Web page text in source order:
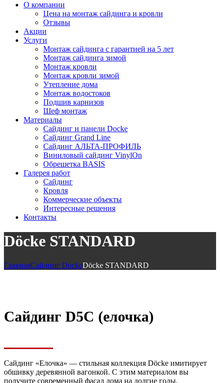
О компании
Цена на монтаж сайдинга и кровли
Отзывы
Акции
Услуги
Монтаж сайдинга с гарантией на 5 лет
Монтаж сайдинга зимой
Монтаж кровли
Монтаж кровли зимой
Утепление дома
Монтаж водостоков
Подшив карнизов
Шеф монтаж
Материалы
Сайдинг и панели Docke
Сайдинг Grand Line
Сайдинг АЛЬТА-ПРОФИЛЬ
Виниловый сайдинг VinylOn
Обрешетка BASIS
Галерея работ
Сайдинг
Кровля
Коммерческие объекты
Интересные решения
Контакты
Döcke STANDARD
ГлавнаяСайдинг DockeDöcke STANDARD
Сайдинг D5C (елочка)
Сайдинг «Елочка» — стильная коллекция Döcke имитирует
обшивку деревянной вагонкой. С этим материалом вы
получите современный фасад дома на долгие годы.